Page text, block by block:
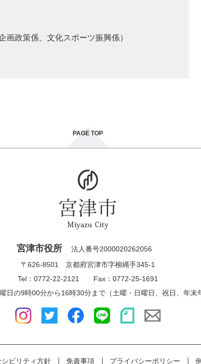
政策係、文化スポーツ振興係）
PAGE TOP
ビリティ方針 免責事項 プライバシーポリシー
宮津市役所
法人番号2000020262056
〒626-8501 京都府宮津市字柳縄手345-1
Tel：0772-22-2121 Fax：0772-25-1691
日の9時00分から16時30分まで（土曜・日曜日、祝日、年末